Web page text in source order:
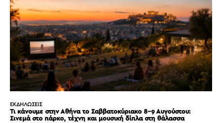
ΕΚΔΗΛΩΣΕΙΣ
Τι κάνουμε στην Αθήνα το Σαββατοκύριακο 8-9 Αυγούστου:
Σινεμά στο πάρκο, τέχνη και μουσική δίπλα στη θάλασσα